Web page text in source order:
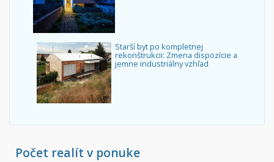
Starší byt po kompletnej
rekonštrukcii: Zmena dispozície a
jemne industriálny vzhľad
Počet realít v ponuke